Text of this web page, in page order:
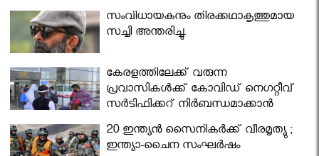
സംവിധായകനും തിരക്കഥാകൃത്തുമായ
സച്ചി അന്തരിച്ചു.
കേരളത്തിലേക്ക് വരുന്ന
പ്രവാസികള്‍ക്ക് കോവിഡ് നെഗറ്റീവ്
സര്‍ട്ടിഫിക്കറ്റ് നിർബന്ധമാക്കാൻ
മന്ത്രിസഭ
20 ഇന്ത്യൻ സൈനികർക്ക് വീരമൃത്യു ;
ഇന്ത്യാ-ചൈന സംഘർഷം